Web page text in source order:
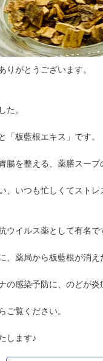
りがとうございます。
た。
「板藍根エキス」です。
腸を整える、薬膳スー
、いつも忙しくてスト
ウイルス薬として有名で
、薬局から板藍根が消え
の感染予防に、のどが
ご覧ください。
します♪